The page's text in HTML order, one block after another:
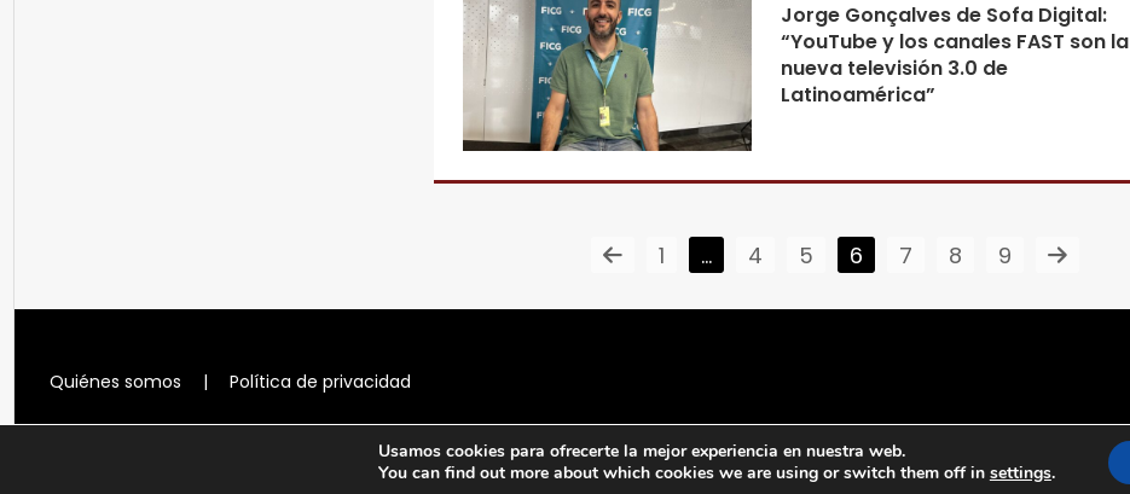
Jorge Gonçalves de Sofa Digital:
“YouTube y los canales FAST son la
nueva televisión 3.0 de
Latinoamérica”
1 … 4 5 6 7 8 9
Quiénes somos | Política de privacidad
Usamos cookies para ofrecerte la mejor experiencia en nuestra web.
You can find out more about which cookies we are using or switch them off in settings.